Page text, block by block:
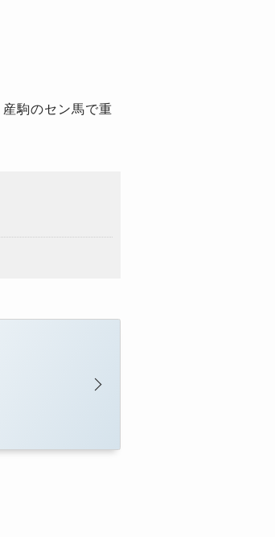
駒のセン馬で重